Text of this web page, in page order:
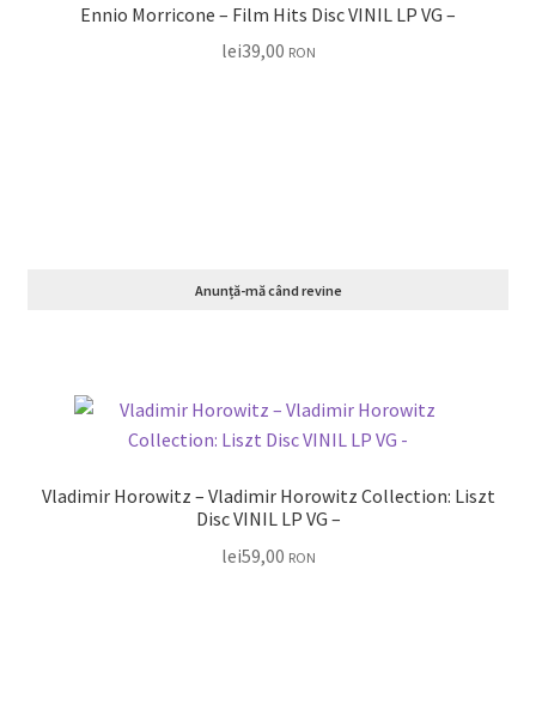
Ennio Morricone – Film Hits Disc VINIL LP VG –
lei39,00 RON
Anunță-mă când revine
Vladimir Horowitz – Vladimir Horowitz Collection: Liszt
Disc VINIL LP VG –
lei59,00 RON